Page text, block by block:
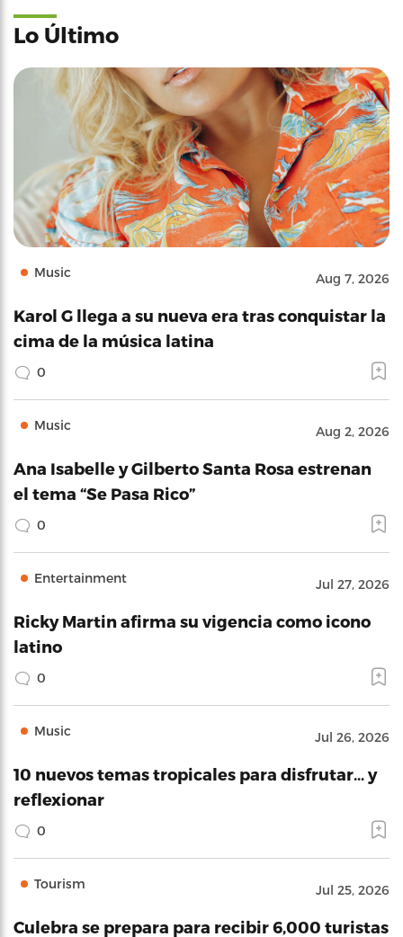
Lo Último
Music Aug 7, 2026
Karol G llega a su nueva era tras conquistar la
cima de la música latina
0
Music Aug 2, 2026
Ana Isabelle y Gilberto Santa Rosa estrenan
el tema “Se Pasa Rico”
0
Entertainment Jul 27, 2026
Ricky Martin afirma su vigencia como icono
latino
0
Music Jul 26, 2026
10 nuevos temas tropicales para disfrutar… y
reflexionar
0
Tourism Jul 25, 2026
Culebra se prepara para recibir 6,000 turistas